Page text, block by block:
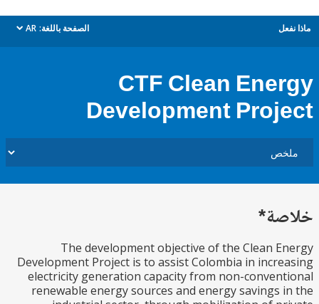
الصفحة باللغة: AR
dropdown
CTF Clean
Development
The development objective of the Clean
Development Project is to assist Colombia in
electricity generation capacity from non-
renewable energy sources and energy savings